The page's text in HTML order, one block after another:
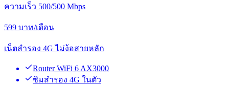
ความเร็ว 500/500 Mbps
599 บาท/เดือน
เน็ตสำรอง 4G ไม่ง้อสายหลัก
Router WiFi 6 AX3000
ซิมสำรอง 4G ในตัว